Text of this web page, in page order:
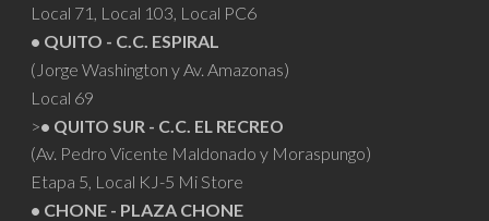
Local 71, Local 103, Local PC6
• QUITO - C.C. ESPIRAL
(Jorge Washington y Av. Amazonas)
Local 69
>• QUITO SUR - C.C. EL RECREO
(Av. Pedro Vicente Maldonado y Moraspungo)
Etapa 5, Local KJ-5 Mi Store
• CHONE - PLAZA CHONE